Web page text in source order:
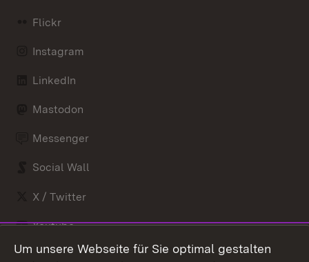
Flickr
Instagram
LinkedIn
Mastodon
Messenger
Social Wall
X / Twitter
Youtube
Um unsere Webseite für Sie optimal gestalten